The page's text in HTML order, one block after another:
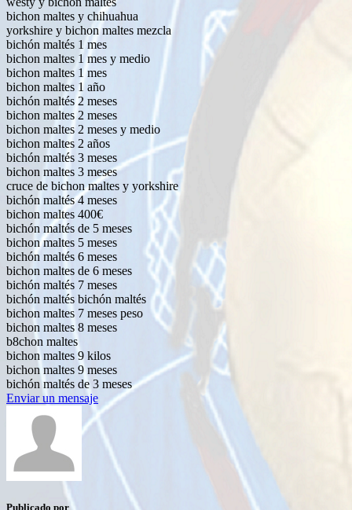
bichon maltes y chihuahua
yorkshire y bichon maltes mezcla
bichón maltés 1 mes
bichon maltes 1 mes y medio
bichon maltes 1 mes
bichon maltes 1 año
bichón maltés 2 meses
bichon maltes 2 meses
bichon maltes 2 meses y medio
bichon maltes 2 años
bichón maltés 3 meses
bichon maltes 3 meses
cruce de bichon maltes y yorkshire
bichón maltés 4 meses
bichon maltes 400€
bichón maltés de 5 meses
bichon maltes 5 meses
bichón maltés 6 meses
bichon maltes de 6 meses
bichón maltés 7 meses
bichón maltés bichón maltés
bichon maltes 7 meses peso
bichon maltes 8 meses
b8chon maltes
bichon maltes 9 kilos
bichon maltes 9 meses
bichón maltés de 3 meses
Enviar un mensaje
Publicado por